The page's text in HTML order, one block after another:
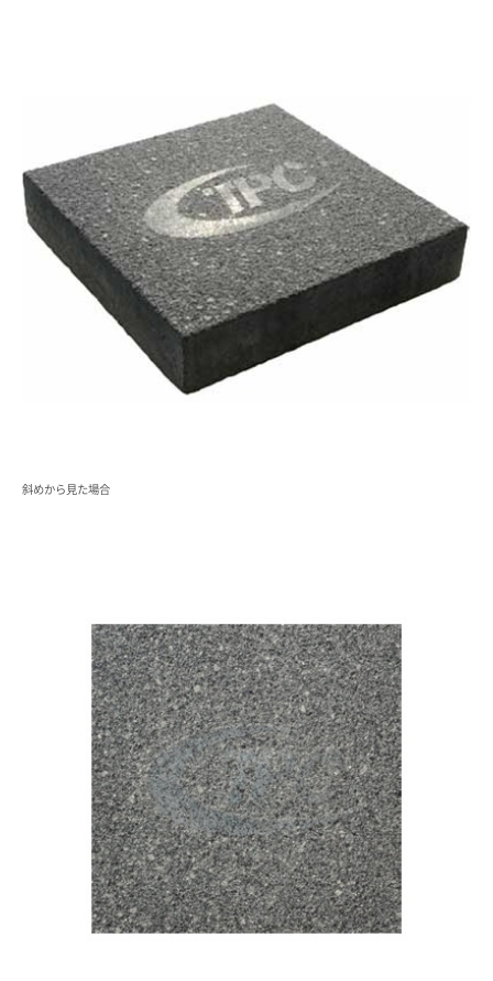
斜めから見た場合